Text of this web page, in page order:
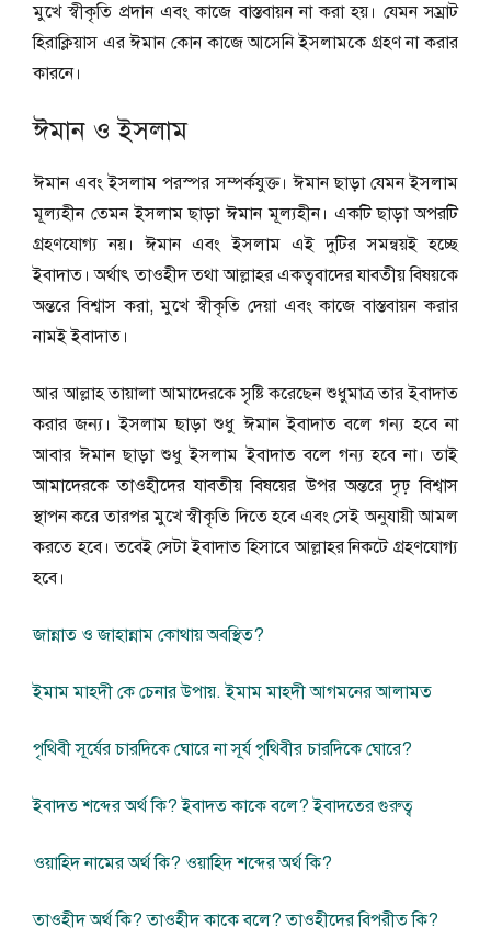
মুখে স্বীকৃতি প্রদান এবং কাজে বাস্তবায়ন না করা হয়। যেমন সম্রাট
হিরাক্লিয়াস এর ঈমান কোন কাজে আসেনি ইসলামকে গ্রহণ না করার
কারনে।
ঈমান ও ইসলাম
ঈমান এবং ইসলাম পরস্পর সম্পর্কযুক্ত। ঈমান ছাড়া যেমন ইসলাম
মূল্যহীন তেমন ইসলাম ছাড়া ঈমান মূল্যহীন। একটি ছাড়া অপরটি
গ্রহণযোগ্য নয়। ঈমান এবং ইসলাম এই দুটির সমন্বয়ই হচ্ছে
ইবাদাত। অর্থাৎ তাওহীদ তথা আল্লাহর একত্ববাদের যাবতীয় বিষয়কে
অন্তরে বিশ্বাস করা, মুখে স্বীকৃতি দেয়া এবং কাজে বাস্তবায়ন করার
নামই ইবাদাত।
আর আল্লাহ তায়ালা আমাদেরকে সৃষ্টি করেছেন শুধুমাত্র তার ইবাদাত
করার জন্য। ইসলাম ছাড়া শুধু ঈমান ইবাদাত বলে গন্য হবে না
আবার ঈমান ছাড়া শুধু ইসলাম ইবাদাত বলে গন্য হবে না। তাই
আমাদেরকে তাওহীদের যাবতীয় বিষয়ের উপর অন্তরে দৃঢ় বিশ্বাস
স্থাপন করে তারপর মুখে স্বীকৃতি দিতে হবে এবং সেই অনুযায়ী আমল
করতে হবে। তবেই সেটা ইবাদাত হিসাবে আল্লাহর নিকটে গ্রহণযোগ্য
হবে।
জান্নাত ও জাহান্নাম কোথায় অবস্থিত?
ইমাম মাহদী কে চেনার উপায়. ইমাম মাহদী আগমনের আলামত
পৃথিবী সূর্যের চারদিকে ঘোরে না সূর্য পৃথিবীর চারদিকে ঘোরে?
ইবাদত শব্দের অর্থ কি? ইবাদত কাকে বলে? ইবাদতের গুরুত্ব
ওয়াহিদ নামের অর্থ কি? ওয়াহিদ শব্দের অর্থ কি?
তাওহীদ অর্থ কি? তাওহীদ কাকে বলে? তাওহীদের বিপরীত কি?